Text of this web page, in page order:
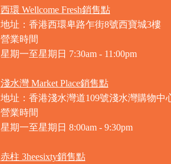
西環 Wellcome Fresh銷售點
地址：香港西環卑路乍街8號西寶城3樓
營業時間
星期一至星期日 7:30am - 11:00pm
淺水灣 Market Place銷售點
地址：香港淺水灣道109號淺水灣購物中
營業時間
星期一至星期日 8:00am - 9:30pm
赤柱 3heesixty銷售點